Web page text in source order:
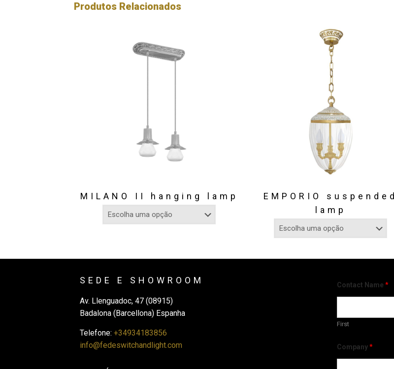
Produtos Relacionados
MILANO II hanging lamp
EMPORIO suspended
lamp
SEDE E SHOWROOM
Av. Llenguadoc, 47 (08915)
Badalona (Barcellona) Espanha
Telefone: +34934183856
info@fedeswitchandlight.com
Contact Name *
First
Company*